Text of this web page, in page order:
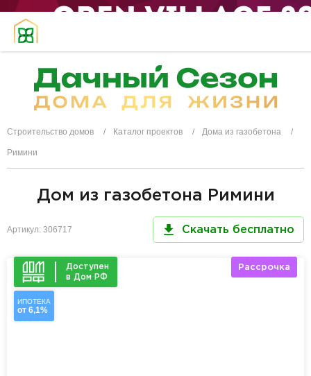
Строительство домов Каталог проектов Дома из газобетона
Римини
Дом из газобетона Римини
Артикул: 306717 Скачать бесплатно
Доступен
в Дом РФ
ИПОТЕКА
от 6,1%
Рассрочка